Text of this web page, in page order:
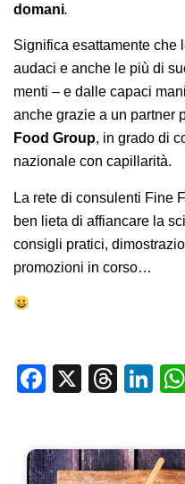
domani.
Significa esattamente che
audaci e anche le più di
menti – e dalle capaci
anche grazie a un partner
Food Group, in grado di
nazionale con capillarità.
La rete di consulenti Fine
ben lieta di affiancare la
consigli pratici,
promozioni in corso…
Facebook
X